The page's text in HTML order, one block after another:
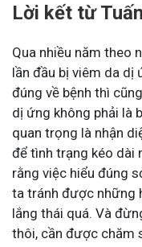
Lời kết từ
Qua nhiều năm theo
lần đầu bị viêm da dị
đúng về bệnh thì
dị ứng không phải là
quan trọng là nhận
để tình trạng kéo dài
rằng việc hiểu đúng
ta tránh được những
lắng thái quá. Và
thôi, cần được chăm